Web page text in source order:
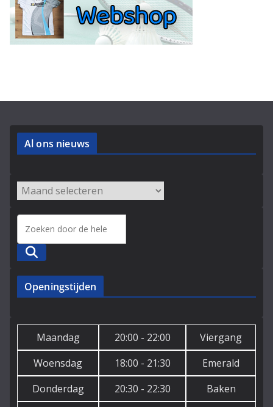
Al ons nieuws
Zoeken
Openingstijden
Maandag 20:00 - 22:00
Viergang
Woensdag
18:00 - 21:30
Emerald
Donderdag
20:30 - 22:30 Baken